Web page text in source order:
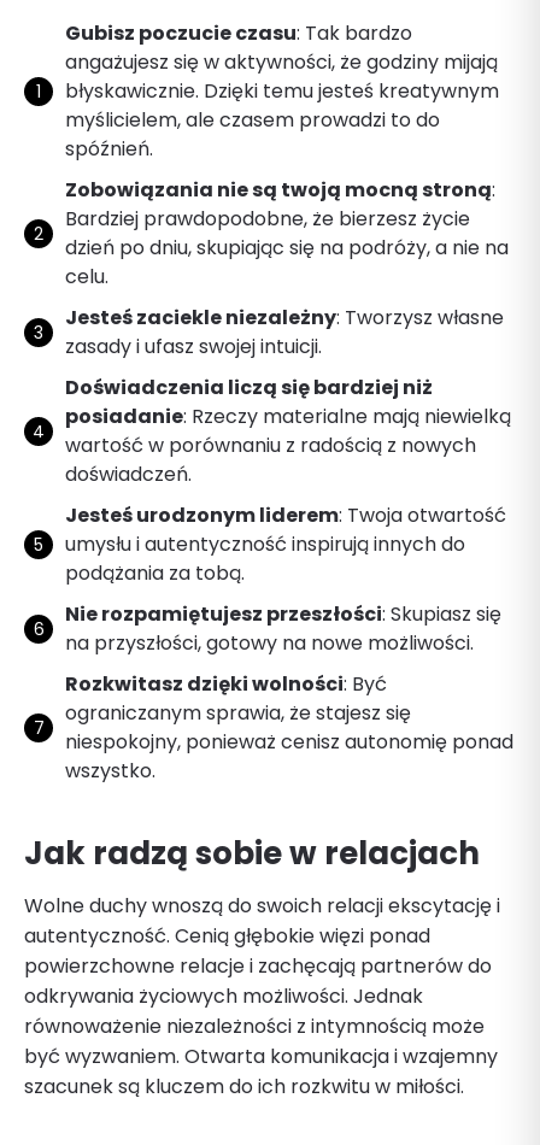
Gubisz poczucie czasu: Tak bardzo
angażujesz się w aktywności, że godziny mijają
błyskawicznie. Dzięki temu jesteś kreatywnym
myślicielem, ale czasem prowadzi to do
spóźnień.
Zobowiązania nie są twoją mocną stroną:
Bardziej prawdopodobne, że bierzesz życie
dzień po dniu, skupiając się na podróży, a nie na
celu.
Jesteś zaciekle niezależny: Tworzysz własne
zasady i ufasz swojej intuicji.
Doświadczenia liczą się bardziej niż
posiadanie: Rzeczy materialne mają niewielką
wartość w porównaniu z radością z nowych
doświadczeń.
Jesteś urodzonym liderem: Twoja otwartość
umysłu i autentyczność inspirują innych do
podążania za tobą.
Nie rozpamiętujesz przeszłości: Skupiasz się
na przyszłości, gotowy na nowe możliwości.
Rozkwitasz dzięki wolności: Być
ograniczanym sprawia, że stajesz się
niespokojny, ponieważ cenisz autonomię ponad
wszystko.
Jak radzą sobie w relacjach
Wolne duchy wnoszą do swoich relacji ekscytację i
autentyczność. Cenią głębokie więzi ponad
powierzchowne relacje i zachęcają partnerów do
odkrywania życiowych możliwości. Jednak
równoważenie niezależności z intymnością może
być wyzwaniem. Otwarta komunikacja i wzajemny
szacunek są kluczem do ich rozkwitu w miłości.